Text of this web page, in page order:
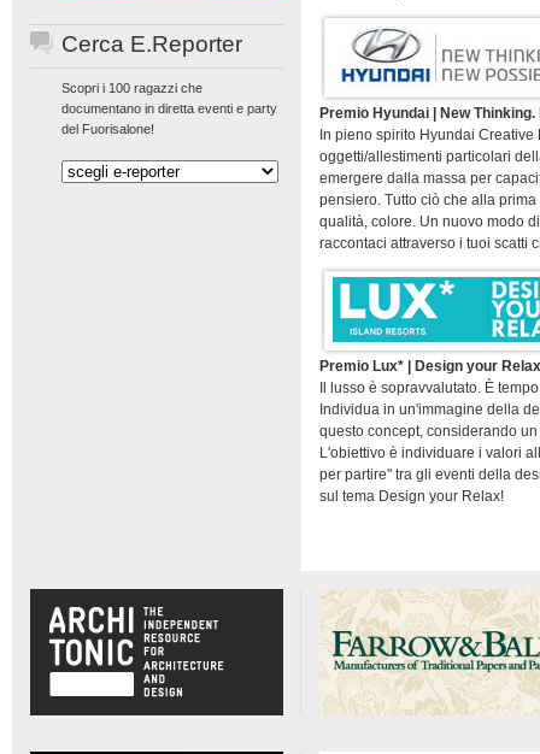
Cerca E.Reporter
Scopri i 100 ragazzi che
documentano in diretta eventi e party
del Fuorisalone!
Premio Hyundai | New
In pieno spirito Hyundai
oggetti/allestimenti particolari
emergere dalla massa per
pensiero. Tutto ciò che alla
qualità, colore. Un nuovo modo
raccontaci attraverso i tuoi scatti
Premio Lux* | Design your Relax
Il lusso è sopravvalutato. È
Individua in un'immagine della
questo concept, considerando
L'obiettivo è individuare i valori
per partire" tra gli eventi della
sul tema Design your Relax!